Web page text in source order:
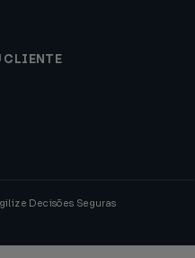
CLIENTE
Decisões Seguras